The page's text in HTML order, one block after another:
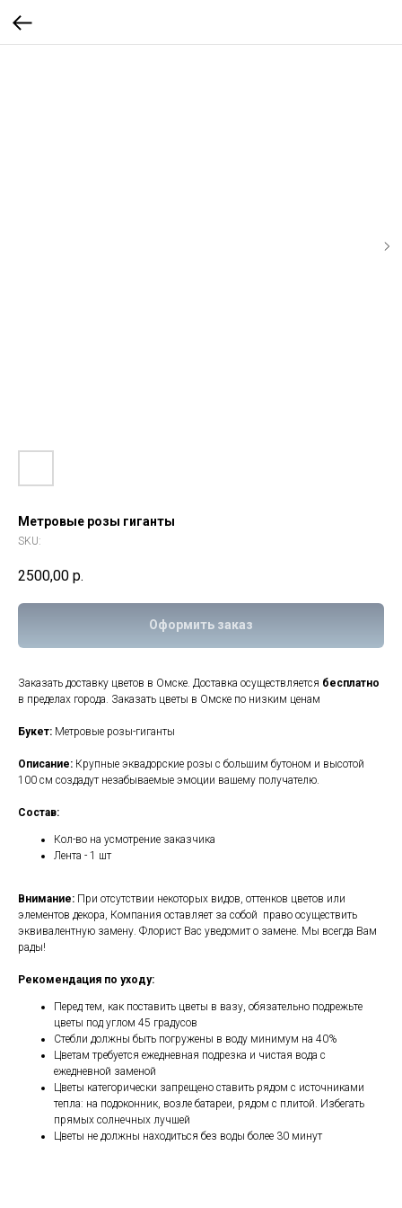
Метровые розы гиганты
SKU:
2500,00 р.
Оформить заказ
Заказать доставку цветов в Омске. Доставка осуществляется бесплатно
в пределах города. Заказать цветы в Омске по низким ценам
Букет: Метровые розы-гиганты
Описание: Крупные эквадорские розы с большим бутоном и высотой
100 см создадут незабываемые эмоции вашему получателю.
Состав:
Кол-во на усмотрение заказчика
Лента - 1 шт
Внимание: При отсутствии некоторых видов, оттенков цветов или
элементов декора, Компания оставляет за собой право осуществить
эквивалентную замену. Флорист Вас уведомит о замене. Мы всегда Вам
рады!
Рекомендация по уходу:
Перед тем, как поставить цветы в вазу, обязательно подрежьте
цветы под углом 45 градусов
Стебли должны быть погружены в воду минимум на 40%
Цветам требуется ежедневная подрезка и чистая вода с
ежедневной заменой
Цветы категорически запрещено ставить рядом с источниками
тепла: на подоконник, возле батареи, рядом с плитой. Избегать
прямых солнечных лучшей
Цветы не должны находиться без воды более 30 минут